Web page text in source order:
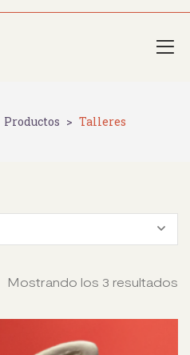
Productos > Talleres
Mostrando los 3 resultados